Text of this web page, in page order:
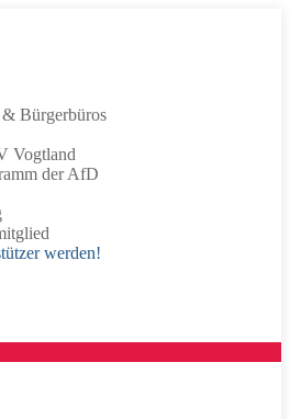
& Bürgerbüros
Vogtland
der AfD
werden!